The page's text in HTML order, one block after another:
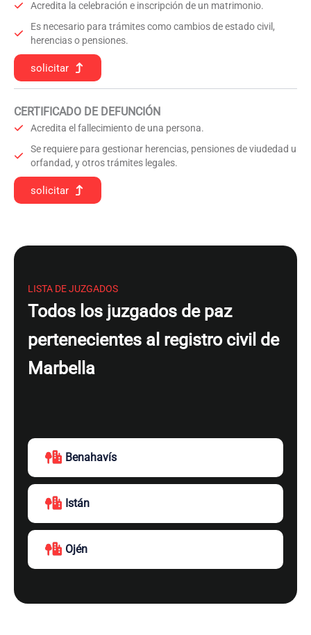
Acredita la celebración e inscripción de un matrimonio.
Es necesario para trámites como cambios de estado civil,
herencias o pensiones.
solicitar
CERTIFICADO DE DEFUNCIÓN
Acredita el fallecimiento de una persona.
Se requiere para gestionar herencias, pensiones de viudedad u
orfandad, y otros trámites legales.
solicitar
LISTA DE JUZGADOS
Todos los juzgados de paz
pertenecientes al registro civil de
Marbella
Benahavís
Istán
Ojén